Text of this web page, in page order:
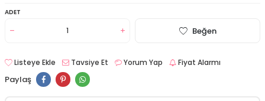
ADET
Beğen
Listeye Ekle Tavsiye Et Yorum Yap Fiyat Alarmı
Paylaş